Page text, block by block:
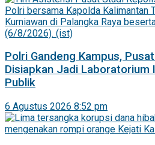
Polri Gandeng Kampus,
Disiapkan Jadi Laboratorium
Publik
6 Agustus 2026 8:52 pm